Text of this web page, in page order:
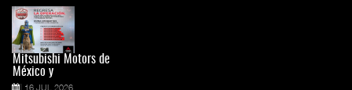
Mitsubishi Motors de
México y
16 JUL 2026